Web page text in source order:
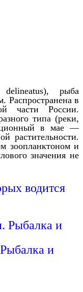
delineatus), рыба
Распространена в
части России.
типа (реки,
в мае —
растительности.
зоопланктоном и
значения не
водится
и